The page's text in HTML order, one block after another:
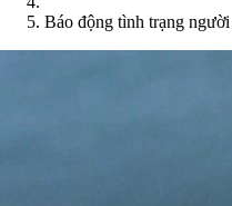
Báo động tình trạng